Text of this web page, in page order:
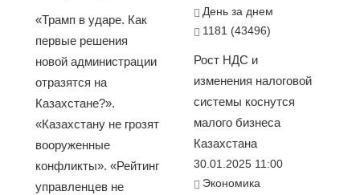
«Трамп в ударе. Как
первые решения
новой администрации
отразятся на
Казахстане?».
«Казахстану не грозят
вооруженные
конфликты». «Рейтинг
управленцев не
День за днем
1181 (43496)
Рост НДС и
изменения налоговой
системы коснутся
малого бизнеса
Казахстана
30.01.2025 11:00
Экономика